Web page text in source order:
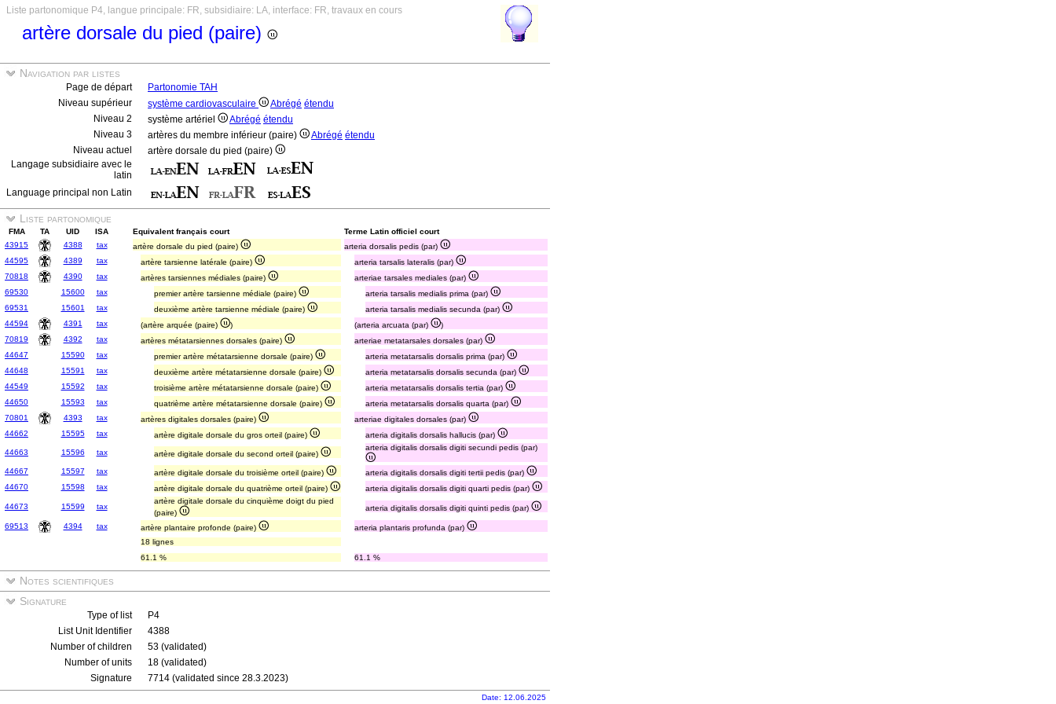
Liste partonomique P4, langue principale: FR, subsidiaire: LA, interface: FR, travaux en cours
artère dorsale du pied (paire)
Navigation par listes
Page de départ
Partonomie TAH
Niveau supérieur
système cardiovasculaire Abrégé étendu
Niveau 2
système artériel Abrégé étendu
Niveau 3
artères du membre inférieur (paire) Abrégé étendu
Niveau actuel
artère dorsale du pied (paire)
Langage subsidiaire avec le
latin
Language principal non Latin
Liste partonomique
FMA TA UID ISA Equivalent français court
Terme Latin officiel court
43915
4388 tax artère dorsale du pied (paire)
arteria dorsalis pedis (par)
44595
4389 tax artère tarsienne latérale (paire)
arteria tarsalis lateralis (par)
70818
4390 tax artères tarsiennes médiales (paire)
arteriae tarsales mediales (par)
69530
15600 tax premier artère tarsienne médiale (paire)
arteria tarsalis medialis prima (par)
69531
15601 tax deuxième artère tarsienne médiale (paire)
arteria tarsalis medialis secunda (par)
44594
4391 tax (artère arquée (paire) ) (arteria arcuata (par)
)
70819
4392 tax artères métatarsiennes dorsales (paire)
arteriae metatarsales dorsales (par)
44647
15590 tax premier artère métatarsienne dorsale (paire)
arteria metatarsalis dorsalis prima (par)
44648
15591 tax deuxième artère métatarsienne dorsale (paire)
arteria metatarsalis dorsalis secunda (par)
44549
15592 tax troisième artère métatarsienne dorsale (paire)
arteria metatarsalis dorsalis tertia (par)
44650
15593 tax quatrième artère métatarsienne dorsale (paire)
arteria metatarsalis dorsalis quarta (par)
70801
4393 tax artères digitales dorsales (paire)
arteriae digitales dorsales (par)
44662
15595 tax artère digitale dorsale du gros orteil (paire)
arteria digitalis dorsalis hallucis (par)
44663
15596 tax artère digitale dorsale du second orteil (paire)
arteria digitalis dorsalis digiti secundi pedis (par)
44667 15597 tax artère digitale dorsale du troisième orteil (paire)
arteria digitalis dorsalis digiti tertii pedis (par)
44670
15598 tax artère digitale dorsale du quatrième orteil (paire) arteria digitalis dorsalis digiti quarti pedis (par)
44673 15599 tax
artère digitale dorsale du cinquième doigt du pied
(paire)
arteria digitalis dorsalis digiti quinti pedis (par)
69513 4394 tax artère plantaire profonde (paire)
arteria plantaris profunda (par)
18 lignes
61.1 %
61.1 %
Notes scientifiques
Signature
Type of list
P4
List Unit Identifier
4388
Number of children
53 (validated)
Number of units
18 (validated)
Signature
7714 (validated since 28.3.2023)
Date: 12.06.2025